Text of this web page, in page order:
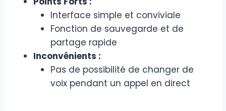
Interface simple et conviviale
Fonction de sauvegarde et de
partage rapide
Inconvénients :
Pas de possibilité de changer de
voix pendant un appel en direct